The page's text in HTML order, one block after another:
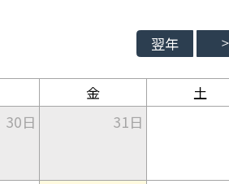
翌年
金
土
30日 31日